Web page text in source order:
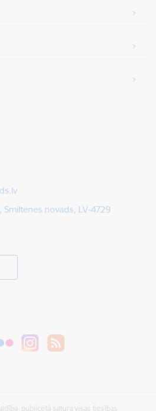
Smiltenes novads, LV-4729
publicētā satura visas tiesības